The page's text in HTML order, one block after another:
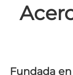
Fundada en